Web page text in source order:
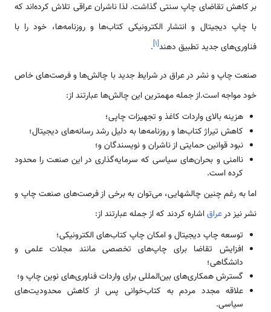
بر کاهش تقاضای چاپ سنتی گذاشت. لذا ناشران عراقی تلاش کرده‌اند که
با چاپ دیجیتال و انتشار الکترونیکی کتاب‌ها و روزنامه‌ها، خود را با
فناوری‌های جدید تطبیق دهند[۱]
.
صنعت چاپ و نشر در عراق در شرایط جدید با چالش‌ها و فرصت‌های خاص
خود مواجه است.از جمله مهمترین این چالش‌ها عبارتند از:
هزینه بالای واردات کاغذ و تجهیزات چاپی؛
کاهش تیراژ کتاب‌ها و روزنامه‌ها به دلیل رشد رسانه‌های دیجیتال؛
نبود قوانین حمایتی از ناشران و نویسندگان و؛
ناامنی و بحران‌های سیاسی که سرمایه‌گذاری در این صنعت را محدود
کرده است.
اما به رغم چنین چالشهایی، می‌توان به برخی از فرصت‌های صنعت چاپ و
نشر نیز درعراقاشاره کردند که از جمله عبارتند از:
توسعه چاپ دیجیتال و امکان چاپ کتاب‌های الکترونیکی؛
افزایش تقاضا برای چاپ‌های تخصصی مانند مجلات علمی و
دانشگاهی؛
گسترش همکاری‌های بین‌المللی برای واردات فناوری‌های نوین چاپ و؛
علاقه مجدد مردم به کتاب‌خوانی پس از کاهش محدودیت‌های
سیاسی.